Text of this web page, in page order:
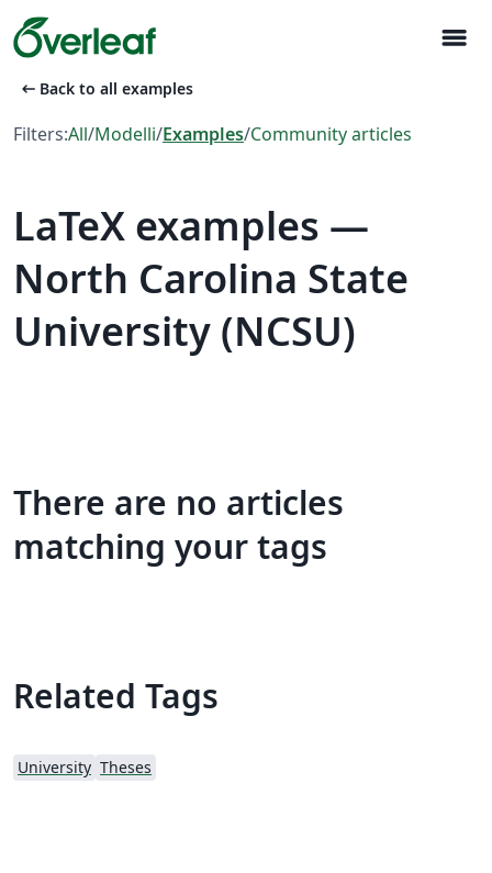
menu
arrow_left_alt Back to all examples
Filters:All/Modelli/Examples/Community articles
LaTeX examples —
North Carolina State
University (NCSU)
There are no articles
matching your tags
Related Tags
University Theses